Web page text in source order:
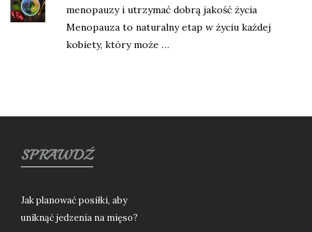
menopauzy i utrzymać dobrą jakość życia
Menopauza to naturalny etap w życiu każdej
kobiety, który może …
SPRAWDŹ
Jak planować posiłki, aby
uniknąć jedzenia na mięso?